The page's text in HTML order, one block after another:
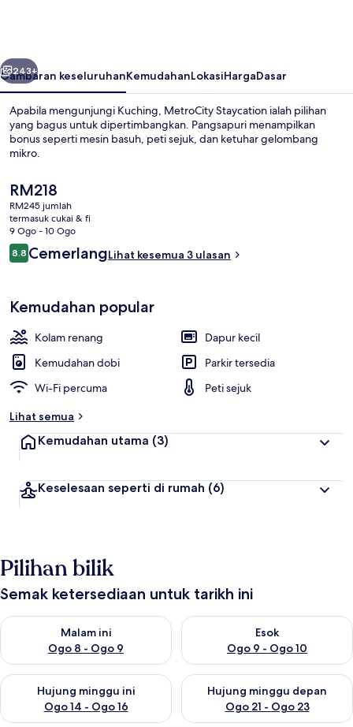
Seterusnya
243+
Gambaran keseluruhanKemudahanLokasiHargaDasar
Apabila mengunjungi Kuching, MetroCity Staycation ialah pilihan
yang bagus untuk dipertimbangkan. Pangsapuri menampilkan
bonus seperti mesin basuh, peti sejuk, dan ketuhar gelombang
mikro.
Harga
semasa
ialah
RM218
RM218
RM245 jumlah
termasuk cukai & fi
9 Ogo - 10 Ogo
Ulasan
8.88.8 daripada 10
CemerlangLihat kesemua 3 ulasan
Kemudahan popular
Kolam renang
Dapur kecil
Kemudahan dobi
Parkir tersedia
Wi-Fi percuma
Peti sejuk
Lihat semua
Kemudahan utama (3)
Keselesaan seperti di rumah (6)
Pilihan bilik
Semak ketersediaan untuk tarikh ini
Malam ini
Ogo 8 - Ogo 9
Semak ketersediaan untuk malam ini Ogo 8 - Ogo 9
Esok
Ogo 9 - Ogo 10
Semak ketersediaan untuk
Hujung minggu ini
Ogo 14 - Ogo 16
Semak ketersediaan untuk hujung minggu ini Ogo 14 - Ogo 16
Hujung minggu depan
Ogo 21 - Ogo 23
Semak ketersediaan untuk